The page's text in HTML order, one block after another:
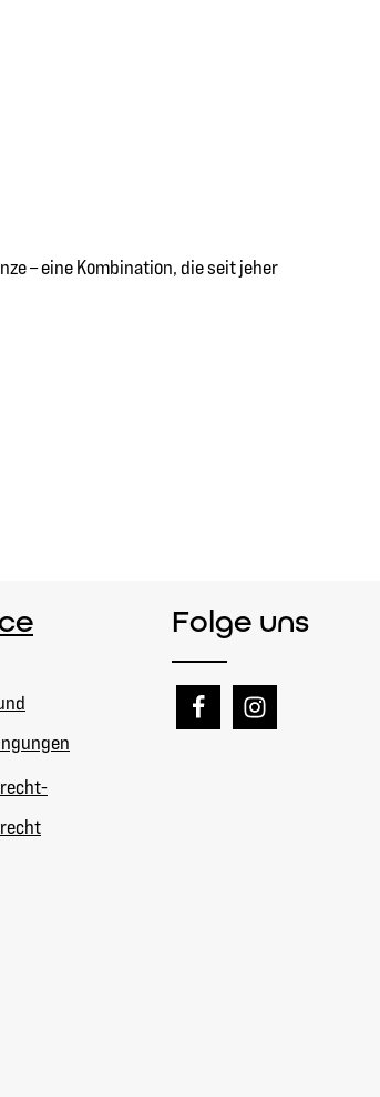
– eine Kombination, die seit jeher
Folge uns